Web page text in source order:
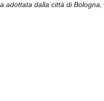
adottata dalla città di Bologna,